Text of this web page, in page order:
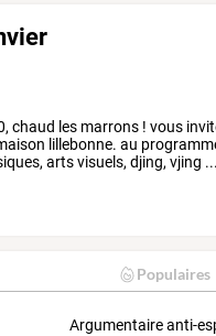
chaud les marrons ! vous
lillebonne. au
artsvisuels, djing, vjing ...
Populaires
Argumentaire anti-